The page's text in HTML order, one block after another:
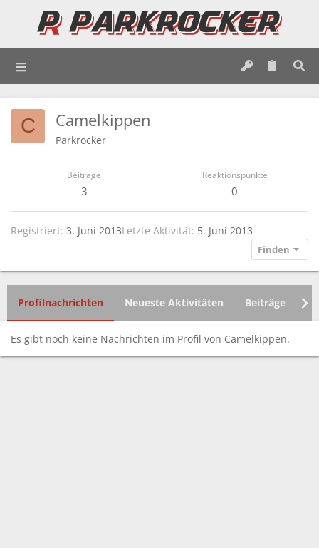
C Camelkippen
Parkrocker
Beiträge
3
Reaktionspunkte
0
Registriert 3. Juni 2013Letzte Aktivität 5. Juni 2013
Finden
Profilnachrichten Neueste Aktivitäten Beiträge
Es gibt noch keine Nachrichten im Profil von Camelkippen.